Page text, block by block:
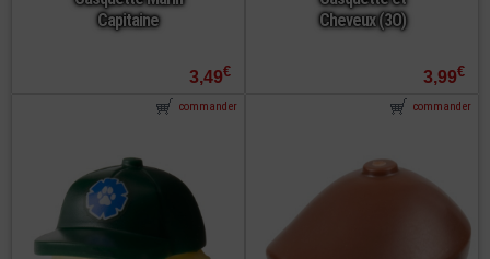
Capitaine
3,49€
Cheveux (3O)
3,99€
commander commander